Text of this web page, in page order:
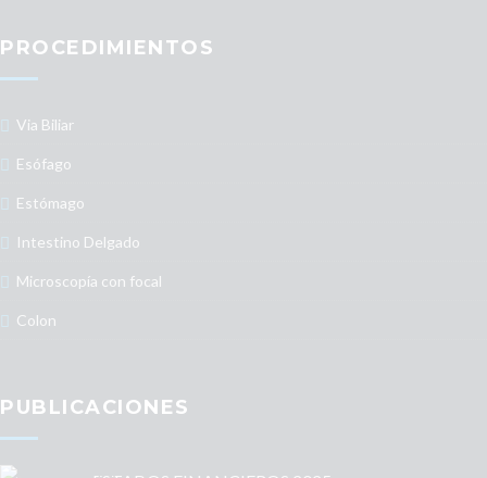
PROCEDIMIENTOS
Via Biliar
Esófago
Estómago
Intestino Delgado
Microscopía con focal
Colon
PUBLICACIONES